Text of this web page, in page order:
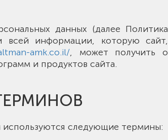
данных (далее Политика
всей информации, которую сайт,
amk.co.il/, может получить о
и продуктов сайта.
следующие термины: